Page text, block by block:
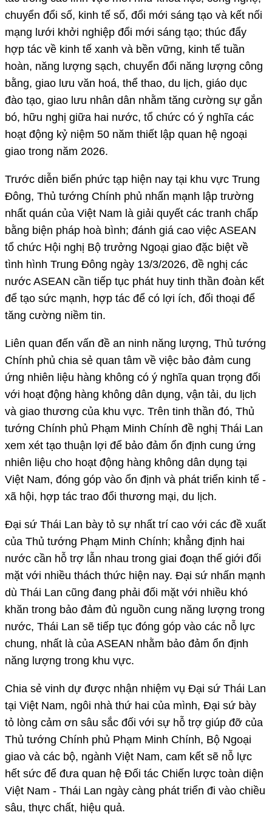
chuyển đổi số, kinh tế số, đổi mới sáng tạo và kết nối
mạng lưới khởi nghiệp đổi mới sáng tạo; thúc đẩy
hợp tác về kinh tế xanh và bền vững, kinh tế tuần
hoàn, năng lượng sạch, chuyển đổi năng lượng công
bằng, giao lưu văn hoá, thể thao, du lịch, giáo dục
đào tạo, giao lưu nhân dân nhằm tăng cường sự gắn
bó, hữu nghị giữa hai nước, tổ chức có ý nghĩa các
hoạt động kỷ niệm 50 năm thiết lập quan hệ ngoại
giao trong năm 2026.
Trước diễn biến phức tạp hiện nay tại khu vực Trung
Đông, Thủ tướng Chính phủ nhấn mạnh lập trường
nhất quán của Việt Nam là giải quyết các tranh chấp
bằng biện pháp hoà bình; đánh giá cao việc ASEAN
tổ chức Hội nghị Bộ trưởng Ngoại giao đặc biệt về
tình hình Trung Đông ngày 13/3/2026, đề nghị các
nước ASEAN cần tiếp tục phát huy tinh thần đoàn kết
để tạo sức mạnh, hợp tác để có lợi ích, đối thoại để
tăng cường niềm tin.
Liên quan đến vấn đề an ninh năng lượng, Thủ tướng
Chính phủ chia sẻ quan tâm về việc bảo đảm cung
ứng nhiên liệu hàng không có ý nghĩa quan trọng đối
với hoạt động hàng không dân dụng, vận tải, du lịch
và giao thương của khu vực. Trên tinh thần đó, Thủ
tướng Chính phủ Phạm Minh Chính đề nghị Thái Lan
xem xét tạo thuận lợi để bảo đảm ổn định cung ứng
nhiên liệu cho hoạt động hàng không dân dụng tại
Việt Nam, đóng góp vào ổn định và phát triển kinh tế -
xã hội, hợp tác trao đổi thương mại, du lịch.
Đại sứ Thái Lan bày tỏ sự nhất trí cao với các đề xuất
của Thủ tướng Phạm Minh Chính; khẳng định hai
nước cần hỗ trợ lẫn nhau trong giai đoạn thế giới đối
mặt với nhiều thách thức hiện nay. Đại sứ nhấn mạnh
dù Thái Lan cũng đang phải đối mặt với nhiều khó
khăn trong bảo đảm đủ nguồn cung năng lượng trong
nước, Thái Lan sẽ tiếp tục đóng góp vào các nỗ lực
chung, nhất là của ASEAN nhằm bảo đảm ổn định
năng lượng trong khu vực.
Chia sẻ vinh dự được nhận nhiệm vụ Đại sứ Thái Lan
tại Việt Nam, ngôi nhà thứ hai của mình, Đại sứ bày
tỏ lòng cảm ơn sâu sắc đối với sự hỗ trợ giúp đỡ của
Thủ tướng Chính phủ Phạm Minh Chính, Bộ Ngoại
giao và các bộ, ngành Việt Nam, cam kết sẽ nỗ lực
hết sức để đưa quan hệ Đối tác Chiến lược toàn diện
Việt Nam - Thái Lan ngày càng phát triển đi vào chiều
sâu, thực chất, hiệu quả.